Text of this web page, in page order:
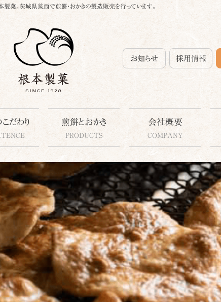
菓。茨城県筑西で煎餅・おかきの製造販売を行っています。
お知らせ 採用情報
だわり 煎餅とおかき
PRODUCTS
会社概要
COMPANY